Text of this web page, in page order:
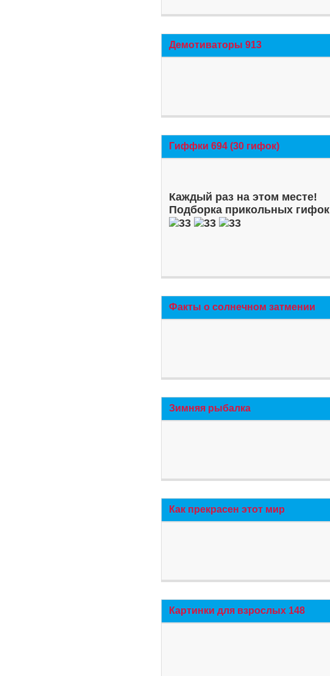
Демотиваторы 913
Гиффки 694 (30 гифок)
Каждый раз на этом месте!
Подборка прикольных гифок
Факты о солнечном затмении
Зимняя рыбалка
Как прекрасен этот мир
Картинки для взрослых 148